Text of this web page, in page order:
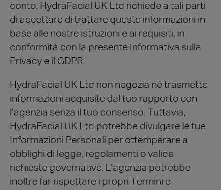
conto. HydraFacial UK Ltd richiede a tali parti
di accettare di trattare queste informazioni in
base alle nostre istruzioni e ai requisiti, in
conformità con la presente Informativa sulla
Privacy e il GDPR.
HydraFacial UK Ltd non negozia né trasmette
informazioni acquisite dal tuo rapporto con
l’agenzia senza il tuo consenso. Tuttavia,
HydraFacial UK Ltd potrebbe divulgare le tue
Informazioni Personali per ottemperare a
obblighi di legge, regolamenti o valide
richieste governative. L’agenzia potrebbe
inoltre far rispettare i propri Termini e